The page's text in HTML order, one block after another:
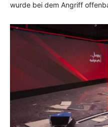
wurde bei dem Angriff